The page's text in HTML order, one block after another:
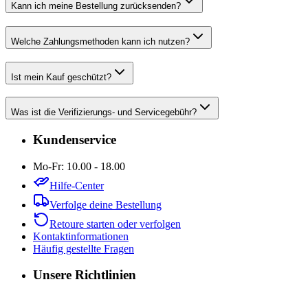
Kann ich meine Bestellung zurücksenden?
Welche Zahlungsmethoden kann ich nutzen?
Ist mein Kauf geschützt?
Was ist die Verifizierungs- und Servicegebühr?
Kundenservice
Mo-Fr: 10.00 - 18.00
Hilfe-Center
Verfolge deine Bestellung
Retoure starten oder verfolgen
Kontaktinformationen
Häufig gestellte Fragen
Unsere Richtlinien